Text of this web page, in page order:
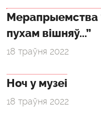
пухам вішняў...”
18 траўня 2022
Ноч у музеі
18 траўня 2022